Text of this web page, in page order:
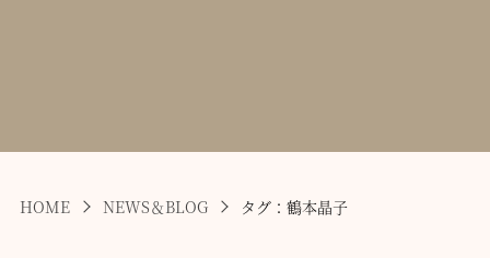
HOME NEWS＆BLOG タグ：鶴本晶子